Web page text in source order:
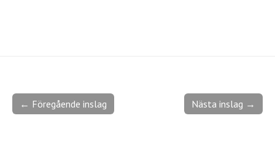
Nästa inslag →
← Föregående inslag